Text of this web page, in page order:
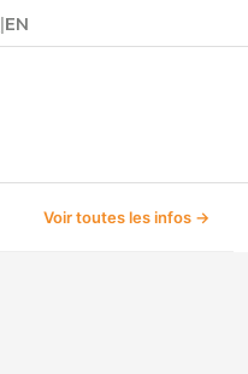
|EN
Voir toutes les infos →